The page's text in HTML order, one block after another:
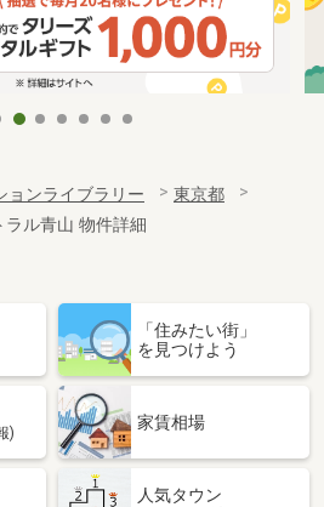
ョンライブラリー
東京都
ラル青山 物件詳細
「住みたい街」
を見つけよう
)
家賃相場
人気タウン